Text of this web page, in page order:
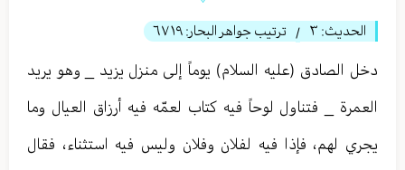
الحديث: ٣ / ترتيب جواهر البحار: ٦٧١٩
دخل الصادق (عليه السلام) يوماً إلى منزل يزيد _ وهو يريد
العمرة _ فتناول لوحاً فيه كتاب لعمّه فيه أرزاق العيال وما
يجري لهم، فإذا فيه لفلان وفلان وليس فيه استثناء، فقال